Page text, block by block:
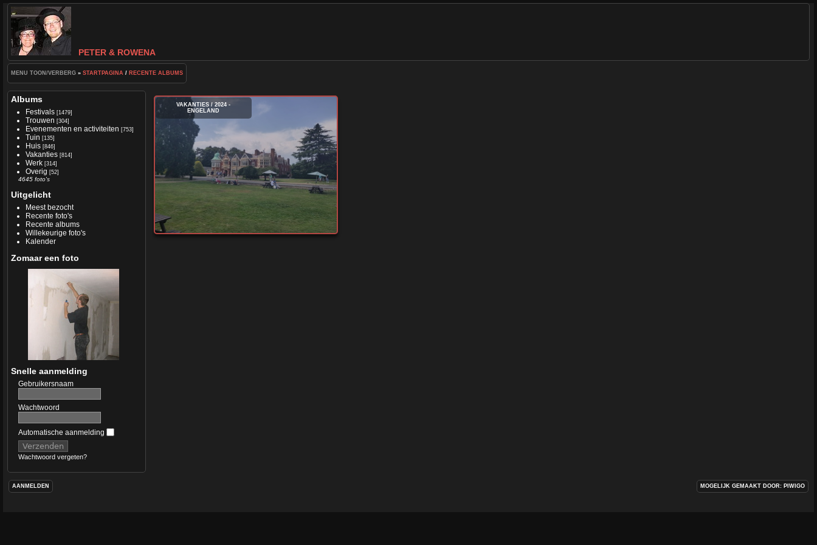
PETER & ROWENA
MENU TOON/VERBERG » STARTPAGINA / RECENTE ALBUMS
Albums
Festivals [1479]
Trouwen [304]
Evenementen en activiteiten [753]
Tuin [135]
Huis [846]
Vakanties [814]
Werk [314]
Overig [52]
4645 foto's
Uitgelicht
Meest bezocht
Recente foto's
Recente albums
Willekeurige foto's
Kalender
Zomaar een foto
Snelle aanmelding
Gebruikersnaam
Wachtwoord
Automatische aanmelding
Wachtwoord vergeten?
VAKANTIES /2024 -
ENGELAND
AANMELDEN MOGELIJK GEMAAKT DOOR: PIWIGO